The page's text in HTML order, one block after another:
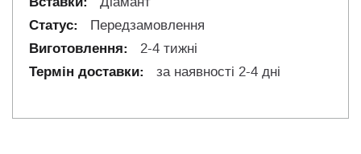
Передзамовлення
2-4 тижні
за наявності 2-4 дні